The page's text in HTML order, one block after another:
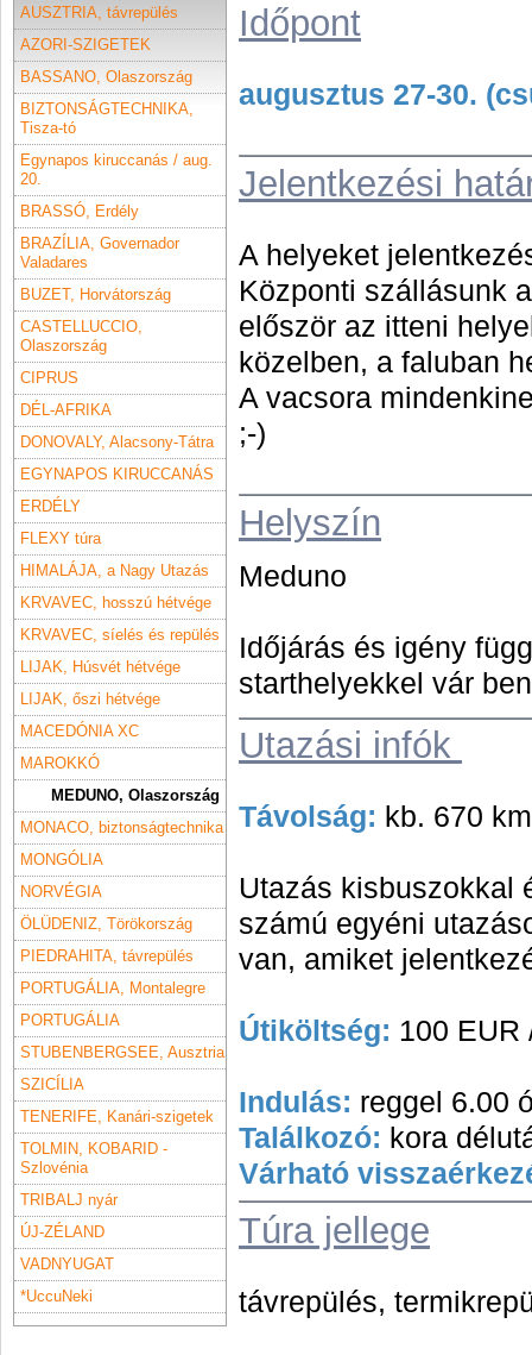
AUSZTRIA, távrepülés
AZORI-SZIGETEK
BASSANO, Olaszország
BIZTONSÁGTECHNIKA,
Tisza-tó
Egynapos kiruccanás / aug.
20.
BRASSÓ, Erdély
BRAZÍLIA, Governador
Valadares
BUZET, Horvátország
CASTELLUCCIO,
Olaszország
CIPRUS
DÉL-AFRIKA
DONOVALY, Alacsony-Tátra
EGYNAPOS KIRUCCANÁS
ERDÉLY
FLEXY túra
HIMALÁJA, a Nagy Utazás
KRVAVEC, hosszú hétvége
KRVAVEC, síelés és repülés
LIJAK, Húsvét hétvége
LIJAK, őszi hétvége
MACEDÓNIA XC
MAROKKÓ
MEDUNO, Olaszország
MONACO, biztonságtechnika
MONGÓLIA
NORVÉGIA
ÖLÜDENIZ, Törökország
PIEDRAHITA, távrepülés
PORTUGÁLIA, Montalegre
PORTUGÁLIA
STUBENBERGSEE, Ausztria
SZICÍLIA
TENERIFE, Kanári-szigetek
TOLMIN, KOBARID -
Szlovénia
TRIBALJ nyár
ÚJ-ZÉLAND
VADNYUGAT
*UccuNeki
Időpont
augusztus 27-30.
Jelentkezési
A helyeket
Központi szállásunk
először az itteni
közelben, a faluban
A vacsora
;-)
Helyszín
Meduno
Időjárás és igény
starthelyekkel vár
Utazási infók
Távolság: kb. 670 km
Utazás kisbuszokkal
számú egyéni
van, amiket
Útiköltség: 100 EUR
Indulás: reggel 6.00
Találkozó: kora
Várható
Túra jellege
távrepülés,